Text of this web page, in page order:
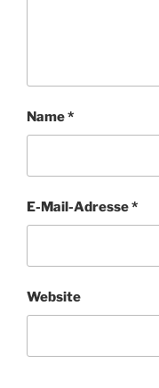
Name*
E-Mail-Adresse*
Website